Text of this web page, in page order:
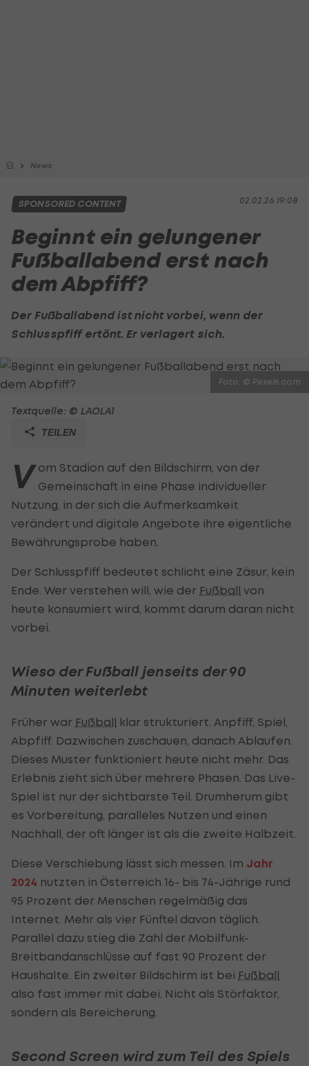
News
02.02.26 19:08
SPONSORED CONTENT
Beginnt ein gelungener
Fußballabend erst nach
dem Abpfiff?
Der Fußballabend ist nicht vorbei, wenn der
Schlusspfiff ertönt. Er verlagert sich.
Foto: © Pexels.com
Textquelle: © LAOLA1
TEILEN
V om Stadion auf den Bildschirm, von der
Gemeinschaft in eine Phase individueller
Nutzung, in der sich die Aufmerksamkeit
verändert und digitale Angebote ihre eigentliche
Bewährungsprobe haben.
Der Schlusspfiff bedeutet schlicht eine Zäsur, kein
Ende. Wer verstehen will, wie der Fußball von
heute konsumiert wird, kommt darum daran nicht
vorbei.
Wieso der Fußball jenseits der 90
Minuten weiterlebt
Früher war Fußball klar strukturiert. Anpfiff, Spiel,
Abpfiff. Dazwischen zuschauen, danach Ablaufen.
Dieses Muster funktioniert heute nicht mehr. Das
Erlebnis zieht sich über mehrere Phasen. Das Live-
Spiel ist nur der sichtbarste Teil. Drumherum gibt
es Vorbereitung, paralleles Nutzen und einen
Nachhall, der oft länger ist als die zweite Halbzeit.
Diese Verschiebung lässt sich messen. Im Jahr
2024 nutzten in Österreich 16- bis 74-Jährige rund
95 Prozent der Menschen regelmäßig das
Internet. Mehr als vier Fünftel davon täglich.
Parallel dazu stieg die Zahl der Mobilfunk-
Breitbandanschlüsse auf fast 90 Prozent der
Haushalte. Ein zweiter Bildschirm ist bei Fußball
also fast immer mit dabei. Nicht als Störfaktor,
sondern als Bereicherung.
Second Screen wird zum Teil des Spiels